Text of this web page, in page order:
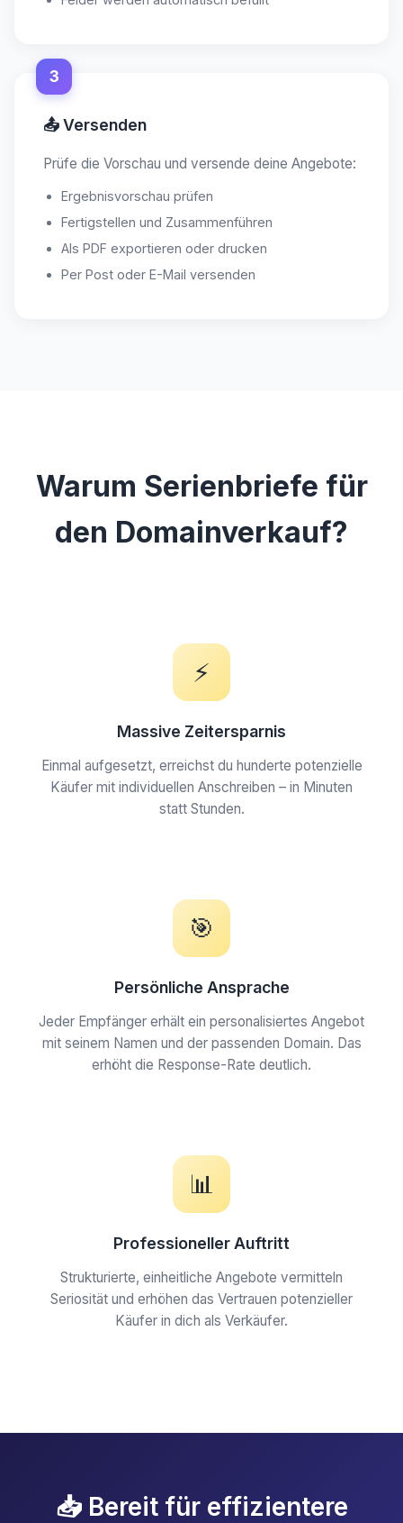
3
📤 Versenden
Prüfe die Vorschau und versende deine Angebote:
Ergebnisvorschau prüfen
Fertigstellen und Zusammenführen
Als PDF exportieren oder drucken
Per Post oder E-Mail versenden
Warum Serienbriefe für
den Domainverkauf?
⚡
Massive Zeitersparnis
Einmal aufgesetzt, erreichst du hunderte potenzielle
Käufer mit individuellen Anschreiben – in Minuten
statt Stunden.
🎯
Persönliche Ansprache
Jeder Empfänger erhält ein personalisiertes Angebot
mit seinem Namen und der passenden Domain. Das
erhöht die Response-Rate deutlich.
📊
Professioneller Auftritt
Strukturierte, einheitliche Angebote vermitteln
Seriosität und erhöhen das Vertrauen potenzieller
Käufer in dich als Verkäufer.
📥 Bereit für effizientere